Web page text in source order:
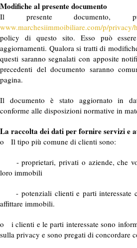
Modifiche al presente documento
Il presente documento,
www.marchesiimmoibiliare.com/p/privacy/
policy di questo sito. Esso può
aggiornamenti. Qualora si tratti di
questi saranno segnalati con apposite
precedenti del documento saranno
pagina.
Il documento è stato aggiornato in
conforme alle disposizioni normative in
La raccolta dei dati per fornire servizi e
o Il tipo più comune di clienti sono:
- proprietari, privati o aziende, che
loro immobili
- potenziali clienti e parti interessate
affittare immobili.
o i clienti e le parti interessate sono
sulla privacy e sono pregati di concordare